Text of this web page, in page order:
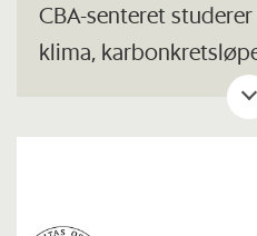
CBA-senteret
klima,
nordlige
forskningen deres på